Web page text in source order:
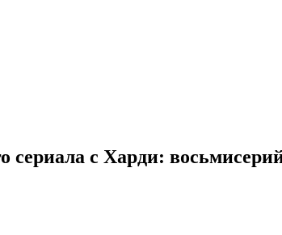
сериала с Харди: